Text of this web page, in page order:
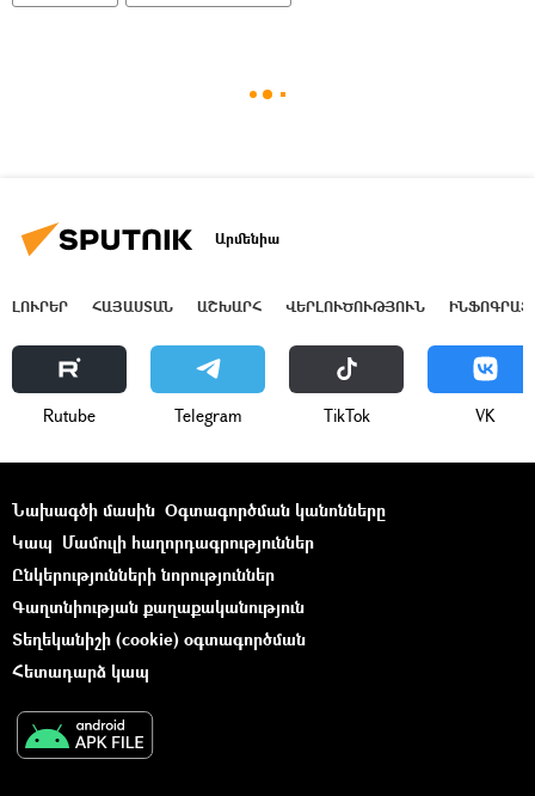
Արմենիա
ԼՈՒՐԵՐ ՀԱՅԱՍՏԱՆ ԱՇԽԱՐՀ ՎԵՐԼՈՒԾՈՒԹՅՈՒՆ
Rutube Telegram ТikТоk VK
Նախագծի մասին Օգտագործման կանոնները
Կապ Մամուլի հաղորդագրություններ
Ընկերությունների նորություններ
Գաղտնիության քաղաքականություն
Տեղեկանիշի (cookie) օգտագործման
Հետադարձ կապ